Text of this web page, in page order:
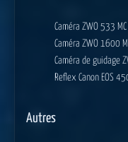
Caméra ZWO 533
Caméra ZWO 1600
Caméra de guidage
Reflex Canon EOS
Autres